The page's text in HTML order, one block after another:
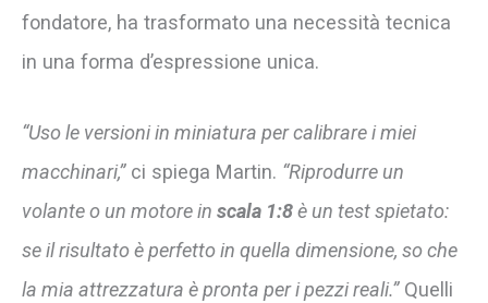
fondatore, ha trasformato una necessità tecnica
in una forma d’espressione unica.
“Uso le versioni in miniatura per calibrare i miei
macchinari,”ci spiega Martin. “Riprodurre un
volante o un motore in scala 1:8è un test spietato:
se il risultato è perfetto in quella dimensione, so che
la mia attrezzatura è pronta per i pezzi reali.”Quelli